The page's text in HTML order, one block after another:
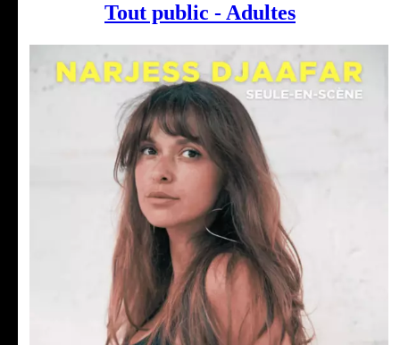
Tout public - Adultes